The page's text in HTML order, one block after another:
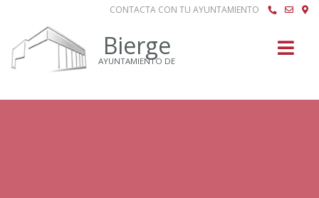
CONTACTA CON TU AYUNTAMIENTO
Bierge
AYUNTAMIENTO DE